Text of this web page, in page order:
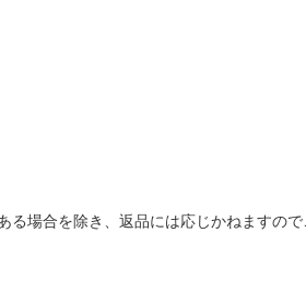
場合を除き、返品には応じかねますので